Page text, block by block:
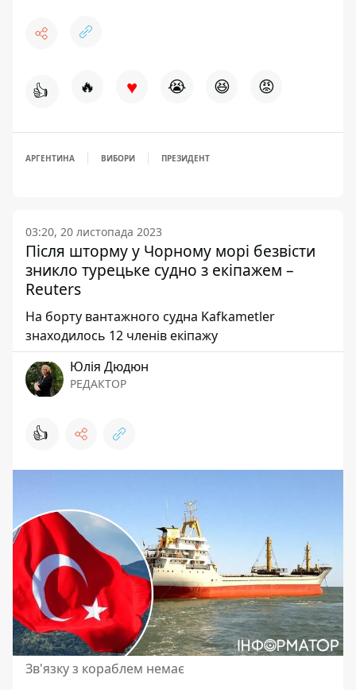
👍 🔥 ♥ 😭 😆 😡
АРГЕНТИНА ВИБОРИ ПРЕЗИДЕНТ
03:20, 20 листопада 2023
Після шторму у Чорному морі безвісти
зникло турецьке судно з екіпажем –
Reuters
На борту вантажного судна Kafkametler
знаходилось 12 членів екіпажу
Юлія Дюдюн
РЕДАКТОР
👍
Зв'язку з кораблем немає